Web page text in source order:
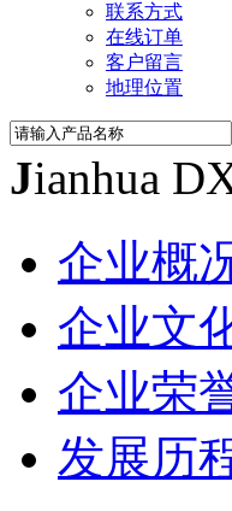
联系方式
在线订单
客户留言
地理位置
Jianhua
企业概
企业文
企业荣
发展历